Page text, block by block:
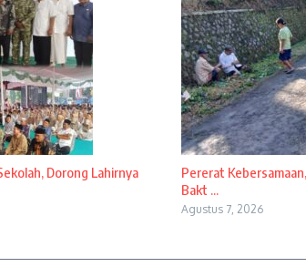
Dorong Lahirnya
Pererat
Bakt ...
Agustus 7, 2026